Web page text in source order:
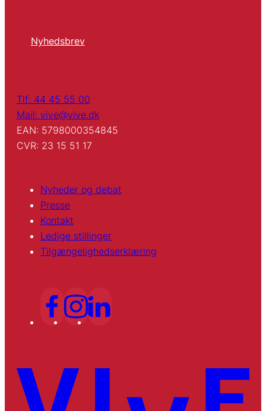
Nyhedsbrev
Tlf: 44 45 55 00
Mail: vive@vive.dk
EAN: 5798000354845
CVR: 23 15 51 17
Nyheder og debat
Presse
Kontakt
Ledige stillinger
Tilgængelighedserklæring